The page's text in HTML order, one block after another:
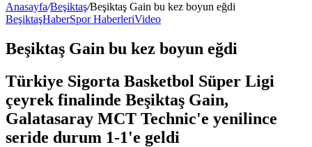
Anasayfa/Beşiktaş/Beşiktaş Gain bu kez boyun eğdi
BeşiktaşHaberSpor HaberleriVideo
Beşiktaş Gain bu kez boyun eğdi
Türkiye Sigorta Basketbol Süper Ligi
çeyrek finalinde Beşiktaş Gain,
Galatasaray MCT Technic'e yenilince
seride durum 1-1'e geldi